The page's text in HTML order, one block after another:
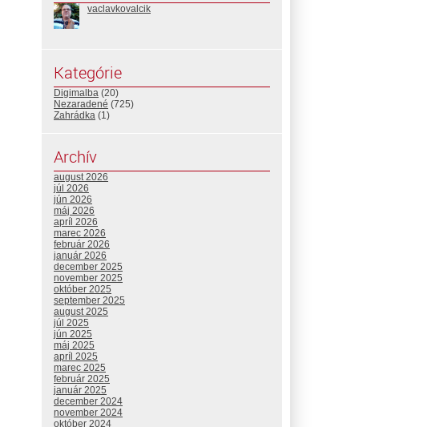
vaclavkovalcik
Kategórie
Digimalba (20)
Nezaradené (725)
Zahrádka (1)
Archív
august 2026
júl 2026
jún 2026
máj 2026
apríl 2026
marec 2026
február 2026
január 2026
december 2025
november 2025
október 2025
september 2025
august 2025
júl 2025
jún 2025
máj 2025
apríl 2025
marec 2025
február 2025
január 2025
december 2024
november 2024
október 2024